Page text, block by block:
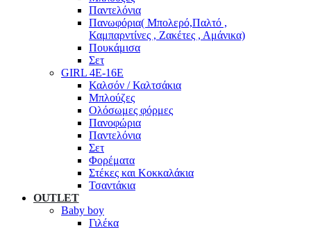
Παντελόνια
Πανωφόρια( Μπολερό,Παλτό ,
Καμπαρντίνες , Ζακέτες , Αμάνικα)
Πουκάμισα
Σετ
GIRL 4Ε-16Ε
Καλσόν / Καλτσάκια
Μπλούζες
Ολόσωμες φόρμες
Πανοφώρια
Παντελόνια
Σετ
Φορέματα
Στέκες και Κοκκαλάκια
Τσαντάκια
OUTLET
Baby boy
Γιλέκα